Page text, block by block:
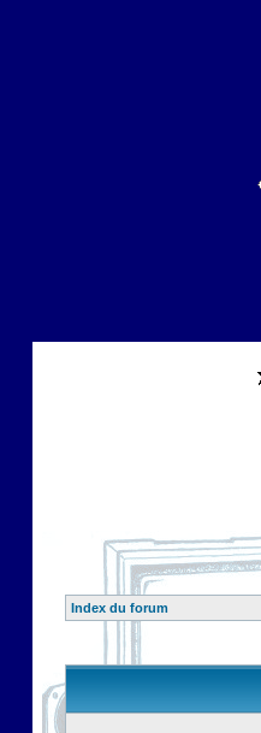
Index du forum